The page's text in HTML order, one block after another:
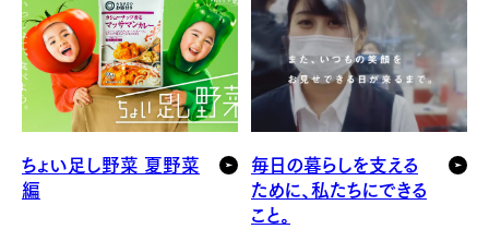
ちょい足し野菜 夏野菜
編
毎日の暮らしを支える
ために、私たちにできる
こと。